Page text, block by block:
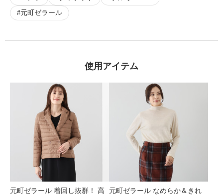
元町ゼラール
使用アイテム
元町ゼラール 着回し抜群！ 高
元町ゼラール なめらか＆きれ